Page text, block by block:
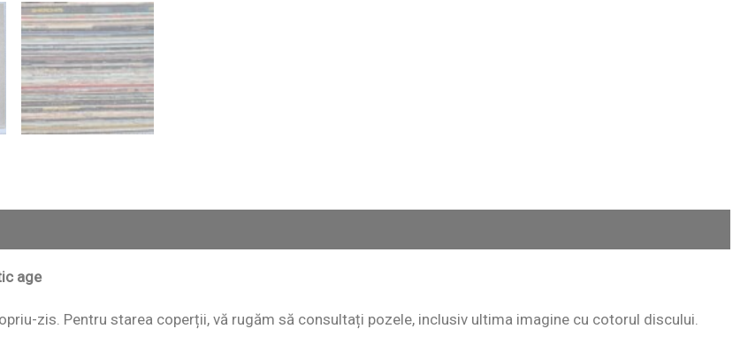
age
zis. Pentru starea coperții, vă rugăm să consultați pozele, inclusiv ultima imagine cu cotorul discului.